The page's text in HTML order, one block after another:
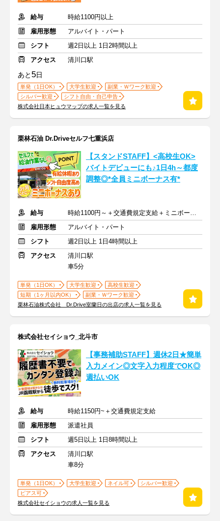
給与
時給1100円以上
雇用形態
アルバイト・パート
シフト
週2日以上 1日2時間以上
アクセス
清川口駅
あと 5日
単発（1日OK） 大学生歓迎
副業・Ｗワーク歓迎
シルバー歓迎
シフト自由・自己申告
株式会社日本ヒュウマップの求人一覧を見る
栗林石油 Dr.Driveセルフ七重浜店
【スタンドSTAFF】<高校生OK>
バイトデビューにも♪1日4h～都度
調整◎*全員ミニボーナス有*
給与
時給1100円～＋交通費規定支給＋ミニボーナス年4回＋決算手当
雇用形態
アルバイト・パート
シフト
週2日以上 1日4時間以上
アクセス
清川口駅
車5分
単発（1日OK） 大学生歓迎
高校生歓迎
短期（1ヶ月以内OK）
副業・Ｗワーク歓迎
栗林石油株式会社 Dr.Drive室蘭日の出店の求人一覧を見る
株式会社セイショウ_北斗市
【事務補助STAFF】週休2日★簡単
入力メイン◎文字入力程度でOK◎
週払いOK
給与
時給1150円~＋交通費規定支給
雇用形態
派遣社員
シフト
週5日以上 1日8時間以上
アクセス
清川口駅
車8分
単発（1日OK） 大学生歓迎 ネイル可
シルバー歓迎
ピアス可
株式会社セイショウの求人一覧を見る